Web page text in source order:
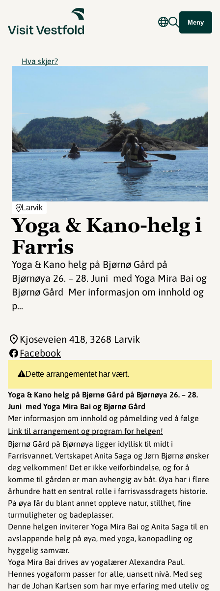
Meny
Hva skjer?
Larvik
Yoga & Kano-helg i
Farris
Yoga & Kano helg på Bjørnø Gård på
Bjørnøya 26. – 28. Juni med Yoga Mira Bai og
Bjørnø Gård Mer informasjon om innhold og
p...
Dette arrangementet har vært.
Yoga & Kano helg på Bjørnø Gård på Bjørnøya 26. – 28.
Juni med Yoga Mira Bai og Bjørnø Gård
Mer informasjon om innhold og påmelding ved å følge
Link til arrangement og program for helgen!
Bjørnø Gård på Bjørnøya ligger idyllisk til midt i
Farrisvannet. Vertskapet Anita Saga og Jørn Bjørnø ønsker
deg velkommen! Det er ikke veiforbindelse, og for å
komme til gården er man avhengig av båt. Øya har i flere
århundre hatt en sentral rolle i farrisvassdragets historie.
På øya får du blant annet oppleve natur, stillhet, fine
turmuligheter og badeplasser.
Denne helgen inviterer Yoga Mira Bai og Anita Saga til en
avslappende helg på øya, med yoga, kanopadling og
hyggelig samvær.
Yoga Mira Bai drives av yogalærer Alexandra Paul.
Hennes yogaform passer for alle, uansett nivå. Med seg
har de Johan Karlsen som har mye erfaring med uteliv og
Kjoseveien 418, 3268 Larvik
Facebook